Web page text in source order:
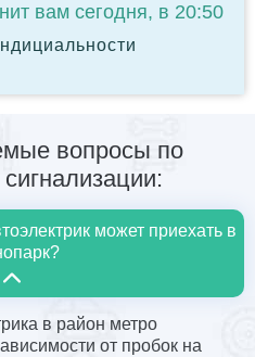
вам сегодня, в 20:50
вопросы по
может приехать в
в район метро
от пробок на